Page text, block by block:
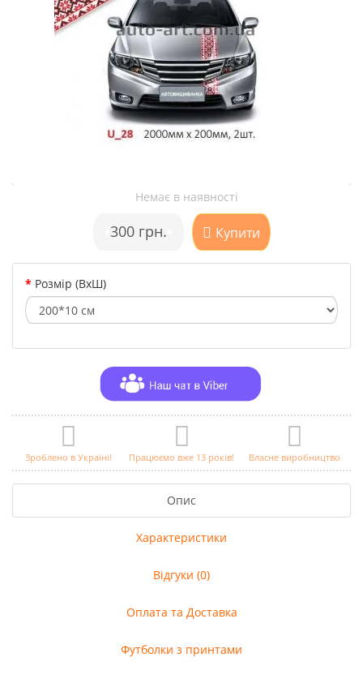
Немає в наявності
300 грн. Купити
Розмір (ВхШ)
Зроблено в Україні! Працюємо вже 13 років! Власне виробництво
Опис
Характеристики
Відгуки (0)
Оплата та Доставка
Футболки з принтами